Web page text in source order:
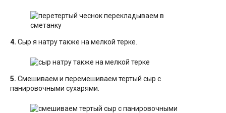
4. Сыр я натру также на мелкой терке.
5. Смешиваем и перемешиваем тертый сыр с
панировочными сухарями.